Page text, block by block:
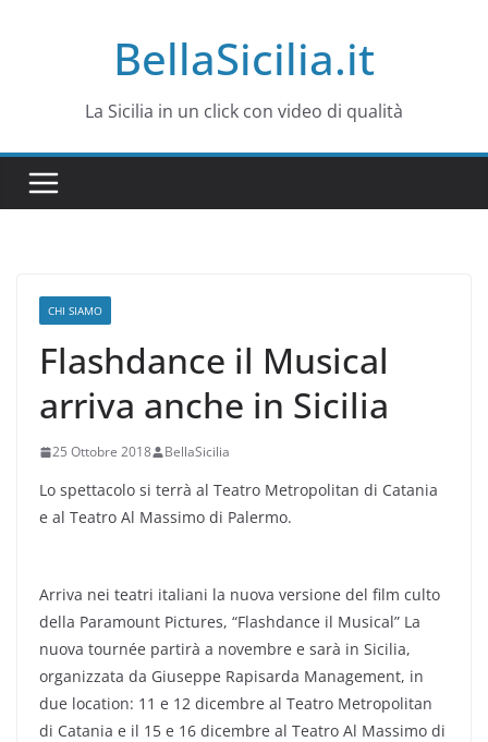
BellaSicilia.it
La Sicilia in un click con video di qualità
CHI SIAMO
Flashdance il Musical
arriva anche in Sicilia
25 Ottobre 2018 BellaSicilia
Lo spettacolo si terrà al Teatro Metropolitan di Catania
e al Teatro Al Massimo di Palermo.
Arriva nei teatri italiani la nuova versione del film culto
della Paramount Pictures, “Flashdance il Musical” La
nuova tournée partirà a novembre e sarà in Sicilia,
organizzata da Giuseppe Rapisarda Management, in
due location: 11 e 12 dicembre al Teatro Metropolitan
di Catania e il 15 e 16 dicembre al Teatro Al Massimo di